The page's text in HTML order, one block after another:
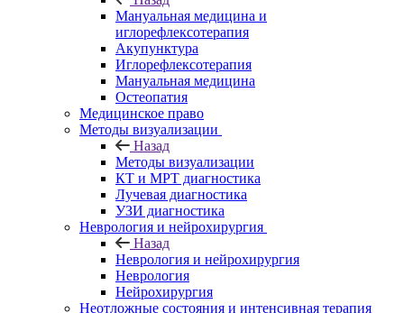
Мануальная медицина и
иглорефлексотерапия
Акупунктура
Иглорефлексотерапия
Мануальная медицина
Остеопатия
Медицинское право
Методы визуализации
Назад
Методы визуализации
КТ и МРТ диагностика
Лучевая диагностика
УЗИ диагностика
Неврология и нейрохирургия
Назад
Неврология и нейрохирургия
Неврология
Нейрохирургия
Неотложные состояния и интенсивная терапия